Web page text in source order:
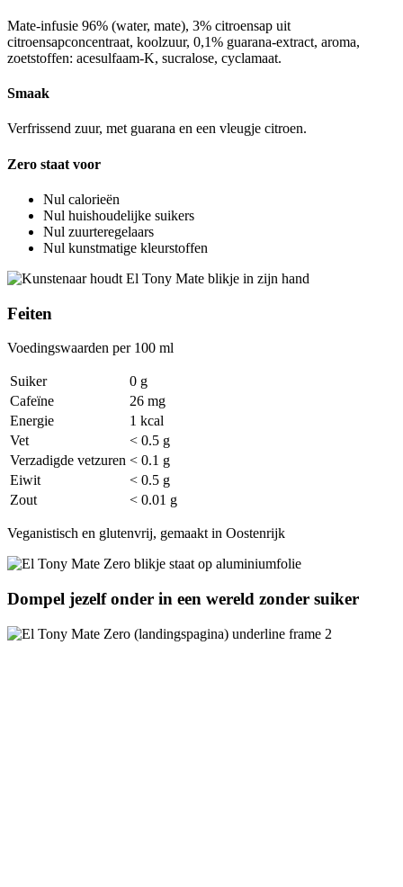
Mate-infusie 96% (water, mate), 3% citroensap uit
citroensapconcentraat, koolzuur, 0,1% guarana-extract, aroma,
zoetstoffen: acesulfaam-K, sucralose, cyclamaat.
Smaak
Verfrissend zuur, met guarana en een vleugje citroen.
Zero staat voor
Nul calorieën
Nul huishoudelijke suikers
Nul zuurteregelaars
Nul kunstmatige kleurstoffen
Feiten
Voedingswaarden per 100 ml
Suiker
0 g
Cafeïne
26 mg
Energie
1 kcal
Vet
< 0.5 g
Verzadigde vetzuren < 0.1 g
Eiwit
< 0.5 g
Zout
< 0.01 g
Veganistisch en glutenvrij, gemaakt in Oostenrijk
Dompel jezelf onder in een wereld zonder suiker